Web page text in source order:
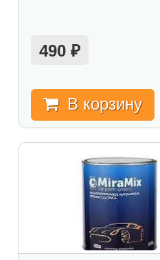
490 ₽
В корзину